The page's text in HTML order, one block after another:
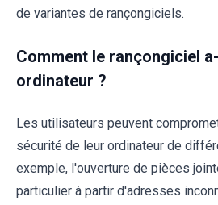
de variantes de rançongiciels.
Comment le rançongiciel
ordinateur ?
Les utilisateurs peuvent
sécurité de leur ordinateur de
exemple, l'ouverture de pièces
particulier à partir d'adresses